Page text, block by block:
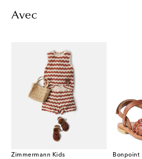
Avec
Zimmermann Kids
Bonpoint